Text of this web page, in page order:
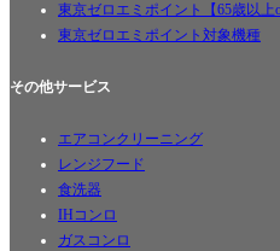
東京ゼロエミポイント【65歳以上
東京ゼロエミポイント対象機種
その他サービス
エアコンクリーニング
レンジフード
食洗器
IHコンロ
ガスコンロ